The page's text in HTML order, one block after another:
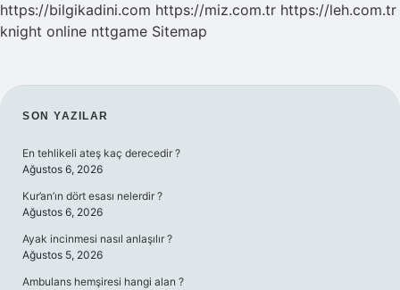
https://bilgikadini.com https://miz.com.tr https://leh.com.tr
knight online nttgame Sitemap
SIDEBAR
SON YAZILAR
En tehlikeli ateş kaç derecedir ?
Ağustos 6, 2026
Kur’an’ın dört esası nelerdir ?
Ağustos 6, 2026
Ayak incinmesi nasıl anlaşılır ?
Ağustos 5, 2026
Ambulans hemşiresi hangi alan ?